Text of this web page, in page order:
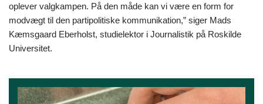
oplever valgkampen. På den måde kan vi være en form for
modvægt til den partipolitiske kommunikation,” siger Mads
Kæmsgaard Eberholst, studielektor i Journalistik på Roskilde
Universitet.